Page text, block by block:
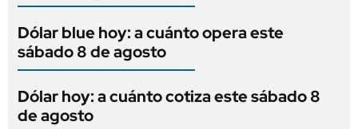
Dólar blue hoy: a cuánto opera este
sábado 8 de agosto
Dólar hoy: a cuánto cotiza este sábado 8
de agosto